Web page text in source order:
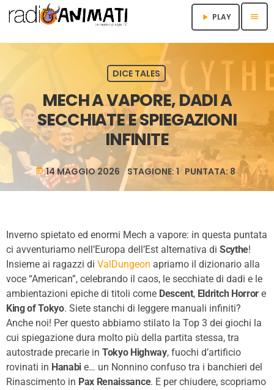
play_arrow PLAY menu
DICE TALES
MECH A VAPORE, DADI A
SECCHIATE E SPIEGAZIONI
INFINITE
today 14 MAGGIO 2026 STAGIONE: 1 PUNTATA: 8
Inverno spietato ed enormi Mech a vapore: in questa puntata
ci avventuriamo nell’Europa dell’Est alternativa di Scythe!
Insieme ai ragazzi di ValDungeon apriamo il dizionario alla
voce “American”, celebrando il caos, le secchiate di dadi e le
ambientazioni epiche di titoli come Descent, Eldritch Horrore
King of Tokyo. Siete stanchi di leggere manuali infiniti?
Anche noi! Per questo abbiamo stilato la Top 3 dei giochi la
cui spiegazione dura molto più della partita stessa, tra
autostrade precarie in Tokyo Highway, fuochi d’artificio
rovinati in Hanabi e… un Nonnino confuso tra i banchieri del
Rinascimento in Pax Renaissance. E per chiudere, scopriamo